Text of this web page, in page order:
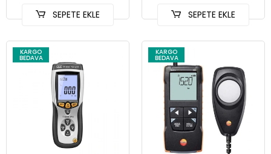
SEPETE EKLE SEPETE EKLE
KARGO
BEDAVA
KARGO
BEDAVA